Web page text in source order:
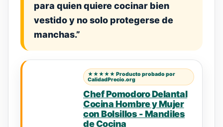
para quien quiere cocinar bien
vestido y no solo protegerse de
manchas.”
★★★★★ Producto probado por
CalidadPrecio.org
Chef Pomodoro Delantal
Cocina Hombre y Mujer
con Bolsillos - Mandiles
de Cocina